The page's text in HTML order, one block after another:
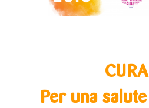
Per una